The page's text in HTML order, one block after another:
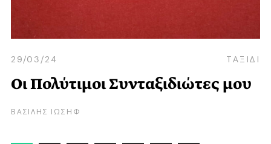
29/03/24 ΤΑΞΙΔΙ
Οι Πολύτιμοι Συνταξιδιώτες μου
ΒΑΣΙΛΗΣ ΙΩΣΗΦ